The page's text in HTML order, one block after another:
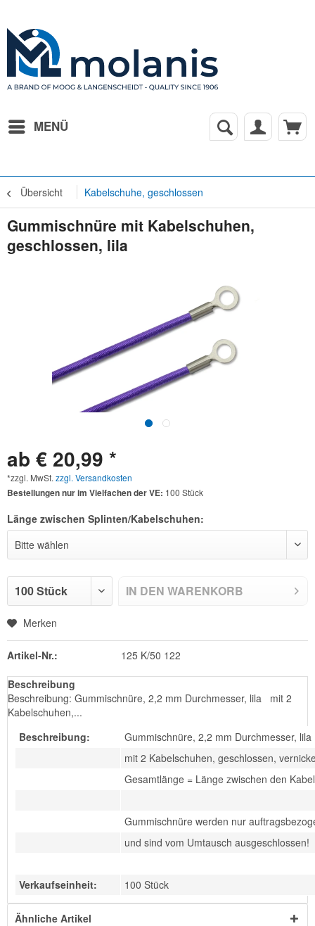
MENÜ
Übersicht Kabelschuhe, geschlossen
Gummischnüre mit Kabelschuhen,
geschlossen, lila
ab € 20,99 *
*zzgl. MwSt. zzgl. Versandkosten
Bestellungen nur im Vielfachen der VE: 100 Stück
Länge zwischen Splinten/Kabelschuhen:
IN DEN WARENKORB
Merken
Artikel-Nr.: 125 K/50 122
Beschreibung
Beschreibung: Gummischnüre, 2,2 mm Durchmesser, lila mit 2
Kabelschuhen,...
Beschreibung:
Gummischnüre, 2,2 mm Durchmesser, lila
mit 2 Kabelschuhen, geschlossen,
Gesamtlänge = Länge zwischen den
Gummischnüre werden nur
und sind vom Umtausch ausgeschlossen!
Verkaufseinheit: 100 Stück
Ähnliche Artikel